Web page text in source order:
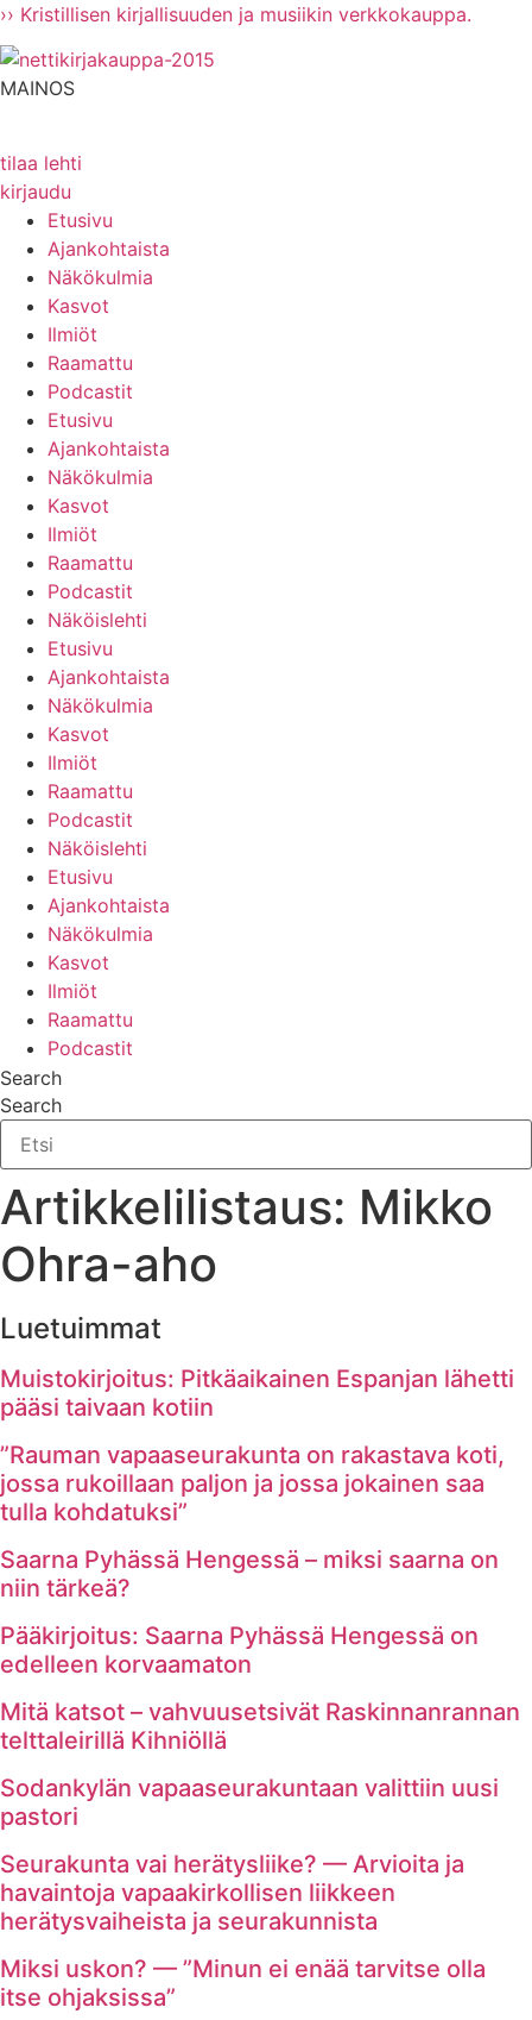
Mene
sisältöön
›› Kristillisen kirjallisuuden ja musiikin verkkokauppa.
MAINOS
tilaa lehti
kirjaudu
Etusivu
Ajankohtaista
Näkökulmia
Kasvot
Ilmiöt
Raamattu
Podcastit
Etusivu
Ajankohtaista
Näkökulmia
Kasvot
Ilmiöt
Raamattu
Podcastit
Näköislehti
Etusivu
Ajankohtaista
Näkökulmia
Kasvot
Ilmiöt
Raamattu
Podcastit
Näköislehti
Etusivu
Ajankohtaista
Näkökulmia
Kasvot
Ilmiöt
Raamattu
Podcastit
Search
Search
Artikkelilistaus: Mikko
Ohra-aho
Luetuimmat
Muistokirjoitus: Pitkäaikainen Espanjan lähetti
pääsi taivaan kotiin
”Rauman vapaaseurakunta on rakastava koti,
jossa rukoillaan paljon ja jossa jokainen saa
tulla kohdatuksi”
Saarna Pyhässä Hengessä – miksi saarna on
niin tärkeä?
Pääkirjoitus: Saarna Pyhässä Hengessä on
edelleen korvaamaton
Mitä katsot – vahvuusetsivät Raskinnanrannan
telttaleirillä Kihniöllä
Sodankylän vapaaseurakuntaan valittiin uusi
pastori
Seurakunta vai herätysliike? — Arvioita ja
havaintoja vapaakirkollisen liikkeen
herätysvaiheista ja seurakunnista
Miksi uskon? — ”Minun ei enää tarvitse olla
itse ohjaksissa”